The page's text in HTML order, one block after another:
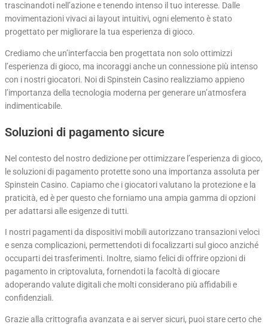
trascinandoti nell’azione e tenendo intenso il tuo interesse. Dalle
movimentazioni vivaci ai layout intuitivi, ogni elemento è stato
progettato per migliorare la tua esperienza di gioco.
Crediamo che un’interfaccia ben progettata non solo ottimizzi
l’esperienza di gioco, ma incoraggi anche un connessione più intenso
con i nostri giocatori. Noi di Spinstein Casino realizziamo appieno
l’importanza della tecnologia moderna per generare un’atmosfera
indimenticabile.
Soluzioni di pagamento sicure
Nel contesto del nostro dedizione per ottimizzare l’esperienza di gioco,
le soluzioni di pagamento protette sono una importanza assoluta per
Spinstein Casino. Capiamo che i giocatori valutano la protezione e la
praticità, ed è per questo che forniamo una ampia gamma di opzioni
per adattarsi alle esigenze di tutti.
I nostri pagamenti da dispositivi mobili autorizzano transazioni veloci
e senza complicazioni, permettendoti di focalizzarti sul gioco anziché
occuparti dei trasferimenti. Inoltre, siamo felici di offrire opzioni di
pagamento in criptovaluta, fornendoti la facoltà di giocare
adoperando valute digitali che molti considerano più affidabili e
confidenziali.
Grazie alla crittografia avanzata e ai server sicuri, puoi stare certo che